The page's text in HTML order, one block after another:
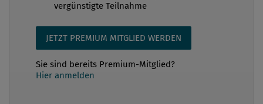
vergünstigte Teilnahme
JETZT PREMIUM MITGLIED WERDEN
Sie sind bereits Premium-Mitglied?
Hier anmelden